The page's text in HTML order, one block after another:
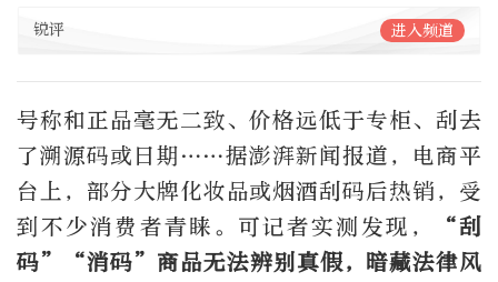
锐评 进入频道
号称和正品毫无二致、价格远低于专柜、刮去
了溯源码或日期……据澎湃新闻报道，电商平
台上，部分大牌化妆品或烟酒刮码后热销，受
到不少消费者青睐。可记者实测发现，
“刮
码”“消码”商品无法辨别真假，暗藏法律风